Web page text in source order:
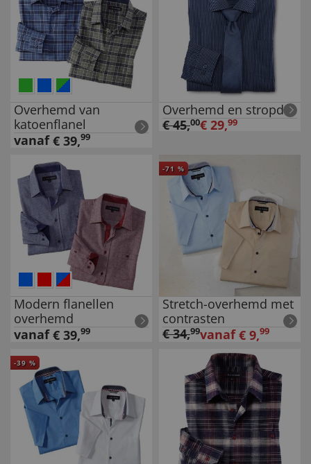
Overhemd van
katoenflanel
vanaf € 39,99
Overhemd en stropdas
€45,00€ 29,99
Modern flanellen
overhemd
vanaf € 39,99
-71 %
Stretch-overhemd met
contrasten
€34,99vanaf € 9,99
-39 %